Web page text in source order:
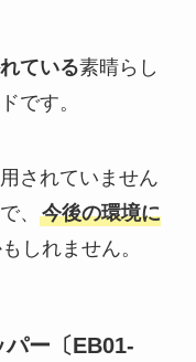
ている素晴らし
です。
されていません
、
今後の環境に
しれません。
ー〔EB01-